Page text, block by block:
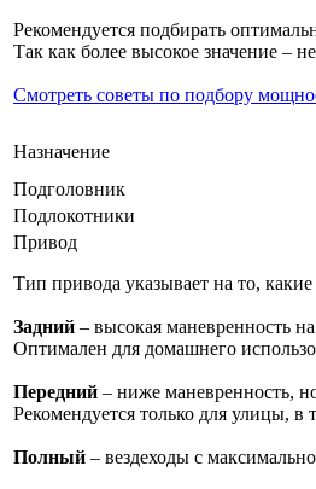
Рекомендуется подбирать
Так как более высокое значение –
Смотреть советы по подбору
Назначение
Подголовник
Подлокотники
Привод
Тип привода указывает на то,
Задний – высокая маневренность
Оптимален для домашнего
Передний – ниже маневренность,
Рекомендуется только для улицы,
Полный – вездеходы с